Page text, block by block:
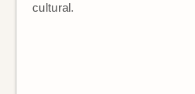
cultural.